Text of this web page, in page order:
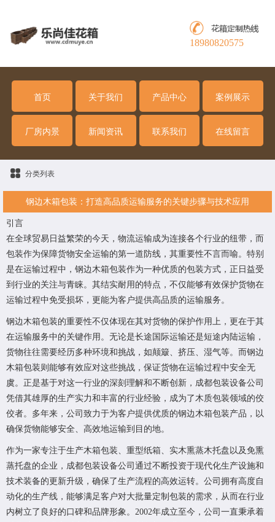
18980820575
首页 关于我们 产品中心 案例展示
厂房内景 新闻资讯 联系我们 在线留言
分类列表
钢边木箱包装：打造高品质运输服务的关键步骤与技术应用
引言
在全球贸易日益繁荣的今天，物流运输成为连接各个行业的纽带，而
包装作为保障货物安全运输的第一道防线，其重要性不言而喻。特别
是在运输过程中，钢边木箱包装作为一种优质的包装方式，正日益受
到行业的关注与青睐。其结实耐用的特点，不仅能够有效保护货物在
运输过程中免受损坏，更能为客户提供高品质的运输服务。
钢边木箱包装的重要性不仅体现在其对货物的保护作用上，更在于其
在运输服务中的关键作用。无论是长途国际运输还是短途内陆运输，
货物往往需要经历多种环境和挑战，如颠簸、挤压、湿气等。而钢边
木箱包装则能够有效应对这些挑战，保证货物在运输过程中安全无
虞。正是基于对这一行业的深刻理解和不断创新，成都包装设备公司
凭借其雄厚的生产实力和丰富的行业经验，成为了木质包装领域的佼
佼者。多年来，公司致力于为客户提供优质的钢边木箱包装产品，以
确保货物能够安全、高效地运输到目的地。
作为一家专注于生产木箱包装、重型纸箱、实木熏蒸木托盘以及免熏
蒸托盘的企业，成都包装设备公司通过不断投资于现代化生产设施和
技术装备的更新升级，确保了生产流程的高效运转。公司拥有高度自
动化的生产线，能够满足客户对大批量定制包装的需求，从而在行业
内树立了良好的口碑和品牌形象。2002年成立至今，公司一直秉承着